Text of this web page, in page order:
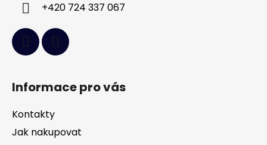
+420 724 337 067
Informace pro vás
Kontakty
Jak nakupovat